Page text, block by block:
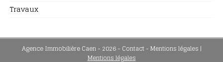
Travaux
Agence Immobilière Caen - 2026 - Contact - Mentions légales |
Mentions légales